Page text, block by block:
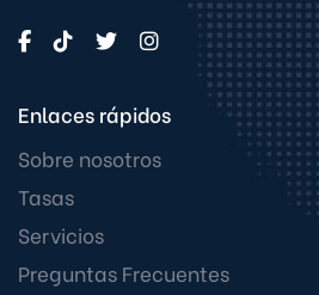
Enlaces rápidos
Sobre nosotros
Tasas
Servicios
Preguntas Frecuentes